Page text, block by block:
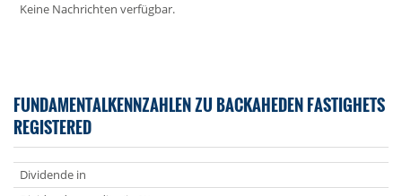
Keine Nachrichten verfügbar.
FUNDAMENTALKENNZAHLEN ZU BACKAHEDEN FASTIGHETS
REGISTERED
Dividende in